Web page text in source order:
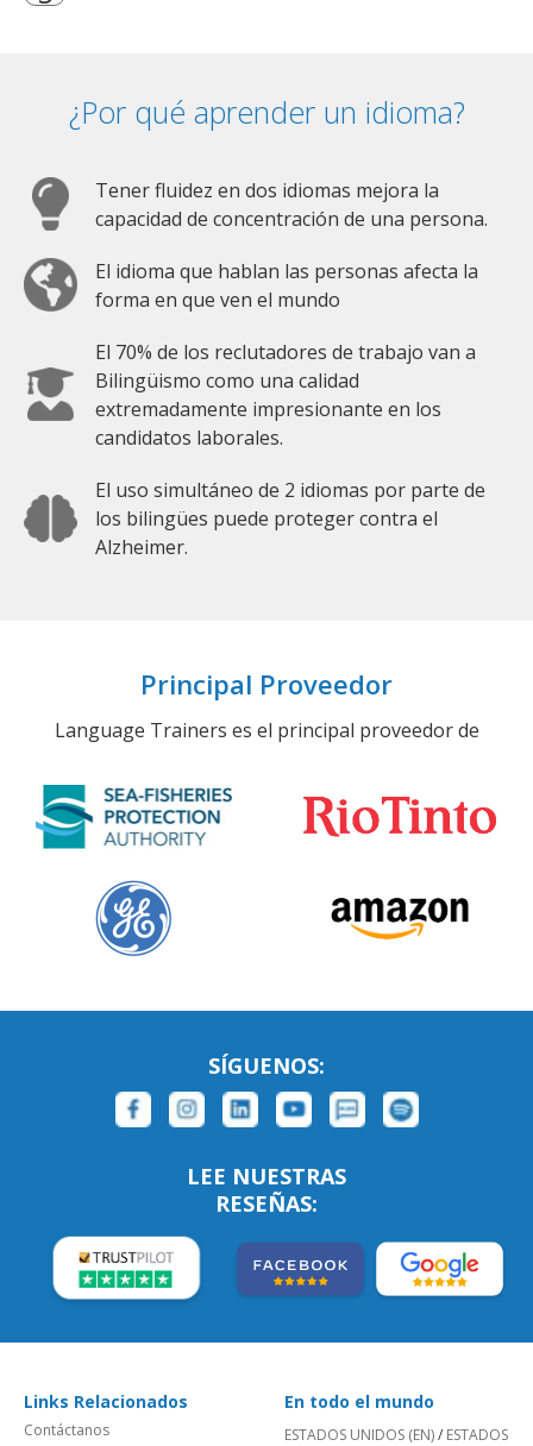
¿Por qué aprender un idioma?
Tener fluidez en dos idiomas mejora la
capacidad de concentración de una persona.
El idioma que hablan las personas afecta la
forma en que ven el mundo
El 70% de los reclutadores de trabajo van a
Bilingüismo como una calidad
extremadamente impresionante en los
candidatos laborales.
El uso simultáneo de 2 idiomas por parte de
los bilingües puede proteger contra el
Alzheimer.
Principal Proveedor
Language Trainers es el principal proveedor de
SÍGUENOS:
LEE NUESTRAS
RESEÑAS:
Links Relacionados
Contáctanos
En todo el mundo
ESTADOS UNIDOS (EN)/ ESTADOS